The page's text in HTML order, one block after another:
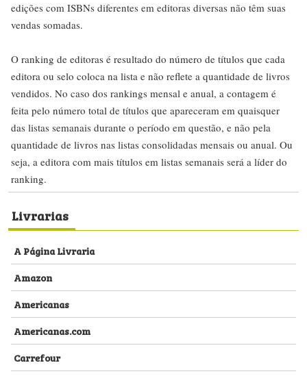
edições com ISBNs diferentes em editoras diversas não têm suas
vendas somadas.
O ranking de editoras é resultado do número de títulos que cada
editora ou selo coloca na lista e não reflete a quantidade de livros
vendidos. No caso dos rankings mensal e anual, a contagem é
feita pelo número total de títulos que apareceram em quaisquer
das listas semanais durante o período em questão, e não pela
quantidade de livros nas listas consolidadas mensais ou anual. Ou
seja, a editora com mais títulos em listas semanais será a líder do
ranking.
Livrarias
A Página Livraria
Amazon
Americanas
Americanas.com
Carrefour